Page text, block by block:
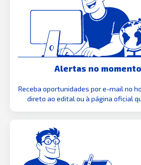
Alertas no
Receba oportunidades por e-mail no
direto ao edital ou à página oficial